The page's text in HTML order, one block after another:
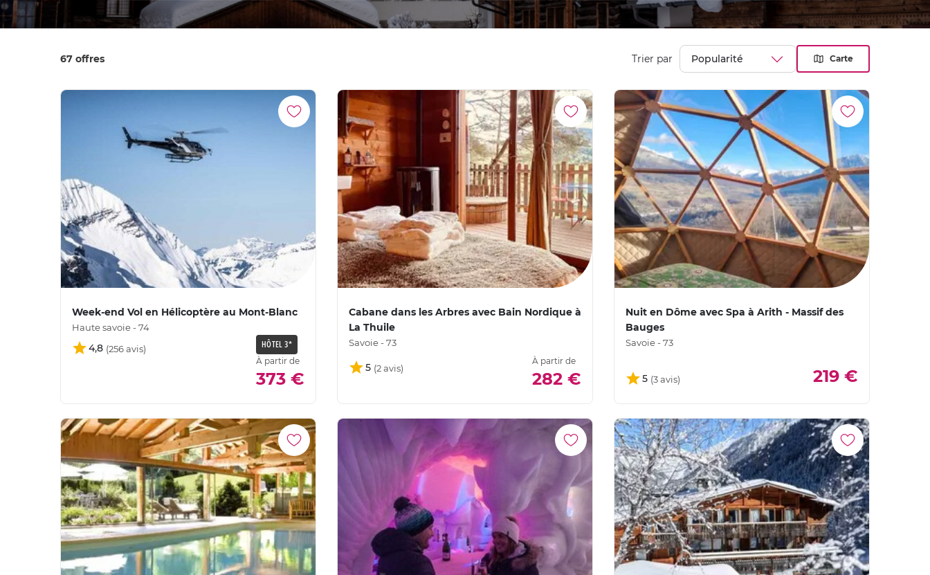
67 offres Trier par Carte
Week-end Vol en Hélicoptère au Mont-Blanc
Haute savoie - 74
4,8 HÔTEL 3*
À partir de
373 €
Cabane dans les Arbres avec Bain Nordique à
La Thuile
Savoie - 73
5
À partir de
282 €
Nuit en Dôme avec Spa à Arith - Massif des
Bauges
Savoie - 73
5 219 €